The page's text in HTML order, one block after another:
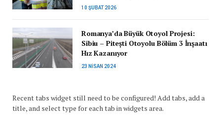
10 ŞUBAT 2026
Romanya’da Büyük Otoyol Projesi:
Sibiu – Pitești Otoyolu Bölüm 3 İnşaatı
Hız Kazanıyor
23 NISAN 2024
Recent tabs widget still need to be configured! Add tabs, add a
title, and select type for each tab in widgets area.